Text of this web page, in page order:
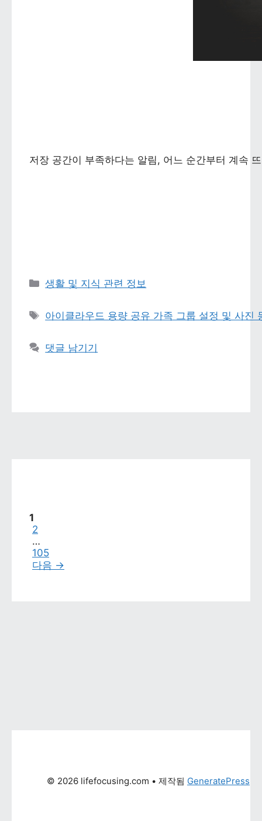
저장 공간이 부족하다는 알림, 어느 순간부터 계속
카테고리
생활 및 지식 관련 정보
태그
아이클라우드 용량 공유 가족 그룹 설정 및 사진
댓글 남기기
페이지
1
페이지
2
…
페이지
105
다음 →
© 2026 lifefocusing.com • 제작됨 GeneratePress